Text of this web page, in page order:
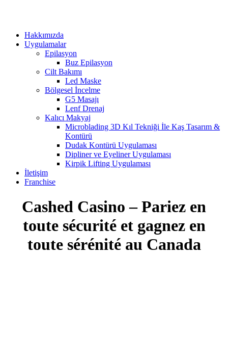
Hakkımızda
Uygulamalar
Epilasyon
Buz Epilasyon
Cilt Bakımı
Led Maske
Bölgesel İncelme
G5 Masajı
Lenf Drenaj
Kalıcı Makyaj
Microblading 3D Kıl Tekniği İle Kaş Tasarım &
Kontürü
Dudak Kontürü Uygulaması
Dipliner ve Eyeliner Uygulaması
Kirpik Lifting Uygulaması
İletişim
Franchise
Cashed Casino – Pariez en
toute sécurité et gagnez en
toute sérénité au Canada